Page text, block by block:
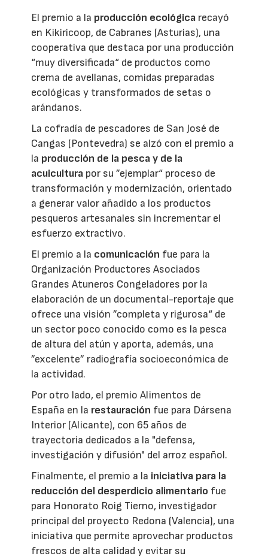
El premio a la producción ecológica recayó
en Kikiricoop, de Cabranes (Asturias), una
cooperativa que destaca por una producción
“muy diversificada“ de productos como
crema de avellanas, comidas preparadas
ecológicas y transformados de setas o
arándanos.
La cofradía de pescadores de San José de
Cangas (Pontevedra) se alzó con el premio a
la producción de la pesca y de la
acuicultura por su ”ejemplar“ proceso de
transformación y modernización, orientado
a generar valor añadido a los productos
pesqueros artesanales sin incrementar el
esfuerzo extractivo.
El premio a la comunicación fue para la
Organización Productores Asociados
Grandes Atuneros Congeladores por la
elaboración de un documental-reportaje que
ofrece una visión ”completa y rigurosa“ de
un sector poco conocido como es la pesca
de altura del atún y aporta, además, una
”excelente” radiografía socioeconómica de
la actividad.
Por otro lado, el premio Alimentos de
España en la restauración fue para Dársena
Interior (Alicante), con 65 años de
trayectoria dedicados a la "defensa,
investigación y difusión" del arroz español.
Finalmente, el premio a la iniciativa para la
reducción del desperdicio alimentario fue
para Honorato Roig Tierno, investigador
principal del proyecto Redona (Valencia), una
iniciativa que permite aprovechar productos
frescos de alta calidad y evitar su